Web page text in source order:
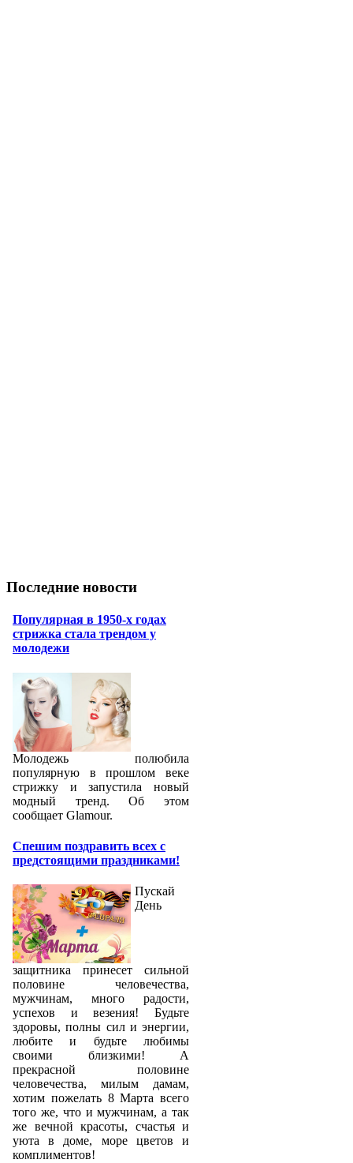
Последние новости
Популярная в 1950-х годах
стрижка стала трендом у
молодежи
Молодежь полюбила
популярную в прошлом веке
стрижку и запустила новый
модный тренд. Об этом
сообщает Glamour.
Спешим поздравить всех с
предстоящими праздниками!
Пускай
День
защитника принесет сильной
половине человечества,
мужчинам, много радости,
успехов и везения! Будьте
здоровы, полны сил и энергии,
любите и будьте любимы
своими близкими! А
прекрасной половине
человечества, милым дамам,
хотим пожелать 8 Марта всего
того же, что и мужчинам, а так
же вечной красоты, счастья и
уюта в доме, море цветов и
комплиментов!